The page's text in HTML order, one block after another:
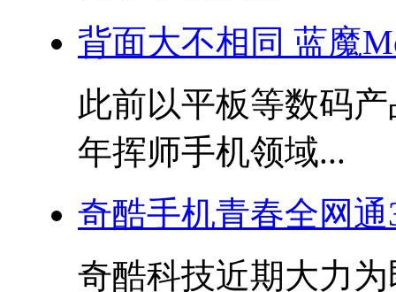
背面大不相同 蓝魔
此前以平板等数码
年挥师手机领域...
奇酷手机青春全网
奇酷科技近期大力